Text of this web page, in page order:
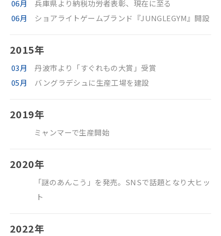
06月
兵庫県より納税功労者表彰、現在に至る
06月
ショアライトゲームブランド『JUNGLEGYM』開設
2015年
03月
丹波市より「すぐれもの大賞」受賞
05月
バングラデシュに生産工場を建設
2019年
ミャンマーで生産開始
2020年
「謎のあんこう」を発売。SNSで話題となり大ヒッ
ト
2022年